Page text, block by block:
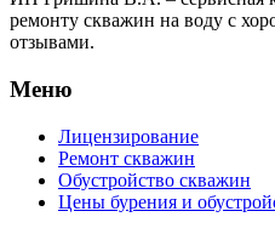
ремонту скважин на воду с
отзывами.
Меню
Лицензирование
Ремонт скважин
Обустройство скважин
Цены бурения и